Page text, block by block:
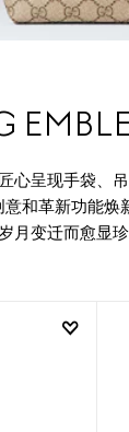
心呈现手袋、
意和革新功能焕
月变迁而愈显珍